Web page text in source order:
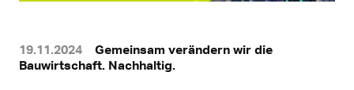
19.11.2024
Gemeinsam verändern wir die
Bauwirtschaft. Nachhaltig.